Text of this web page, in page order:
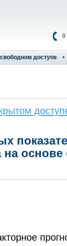
8
доступе
основе